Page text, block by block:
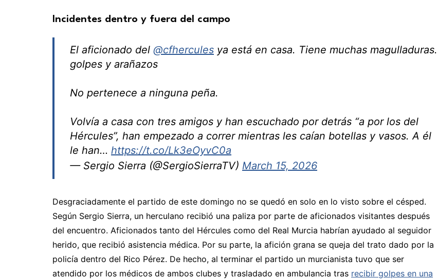
Incidentes dentro y fuera del campo
El aficionado del @cfhercules ya está en casa. Tiene muchas magulladuras.
golpes y arañazos
No pertenece a ninguna peña.
Volvía a casa con tres amigos y han escuchado por detrás “a por los del
Hércules”, han empezado a correr mientras les caían botellas y vasos. A él
le han… https://t.co/Lk3eOyvC0a
— Sergio Sierra (@SergioSierraTV) March 15, 2026
Desgraciadamente el partido de este domingo no se quedó en solo en lo visto sobre el césped.
Según Sergio Sierra, un herculano recibió una paliza por parte de aficionados visitantes después
del encuentro. Aficionados tanto del Hércules como del Real Murcia habrían ayudado al seguidor
herido, que recibió asistencia médica. Por su parte, la afición grana se queja del trato dado por la
policía dentro del Rico Pérez. De hecho, al terminar el partido un murcianista tuvo que ser
atendido por los médicos de ambos clubes y trasladado en ambulancia tras recibir golpes en una